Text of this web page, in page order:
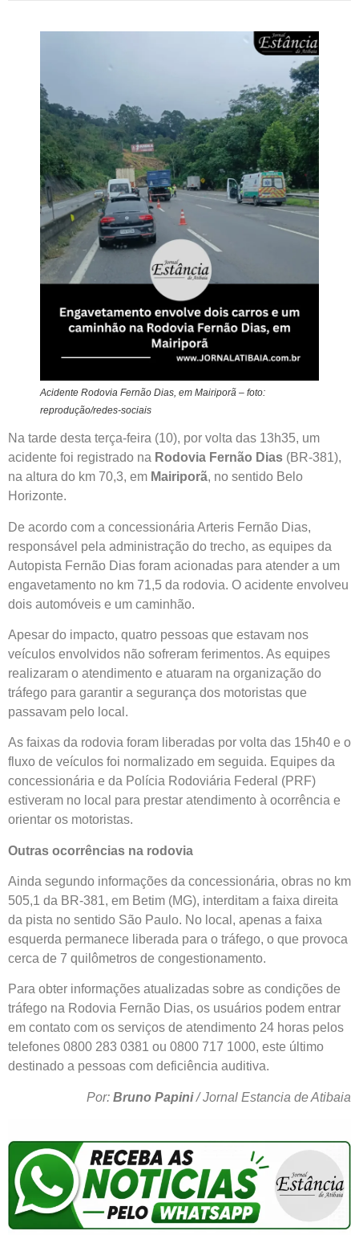
Acidente Rodovia Fernão Dias, em Mairiporã – foto:
reprodução/redes-sociais
Na tarde desta terça-feira (10), por volta das 13h35, um
acidente foi registrado na Rodovia Fernão Dias (BR-381),
na altura do km 70,3, em Mairiporã, no sentido Belo
Horizonte.
De acordo com a concessionária Arteris Fernão Dias,
responsável pela administração do trecho, as equipes da
Autopista Fernão Dias foram acionadas para atender a um
engavetamento no km 71,5 da rodovia. O acidente envolveu
dois automóveis e um caminhão.
Apesar do impacto, quatro pessoas que estavam nos
veículos envolvidos não sofreram ferimentos. As equipes
realizaram o atendimento e atuaram na organização do
tráfego para garantir a segurança dos motoristas que
passavam pelo local.
As faixas da rodovia foram liberadas por volta das 15h40 e o
fluxo de veículos foi normalizado em seguida. Equipes da
concessionária e da Polícia Rodoviária Federal (PRF)
estiveram no local para prestar atendimento à ocorrência e
orientar os motoristas.
Outras ocorrências na rodovia
Ainda segundo informações da concessionária, obras no km
505,1 da BR-381, em Betim (MG), interditam a faixa direita
da pista no sentido São Paulo. No local, apenas a faixa
esquerda permanece liberada para o tráfego, o que provoca
cerca de 7 quilômetros de congestionamento.
Para obter informações atualizadas sobre as condições de
tráfego na Rodovia Fernão Dias, os usuários podem entrar
em contato com os serviços de atendimento 24 horas pelos
telefones 0800 283 0381 ou 0800 717 1000, este último
destinado a pessoas com deficiência auditiva.
Por: Bruno Papini/ Jornal Estancia de Atibaia